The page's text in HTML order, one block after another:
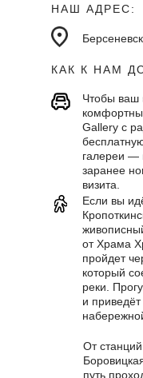
НАШ АДРЕС:
КАК К НАМ
Чтобы ваш
Gallery с
галереи —
заранее
визита.
Если вы
от Храма
пройдет
который
реки.
и
От
путь